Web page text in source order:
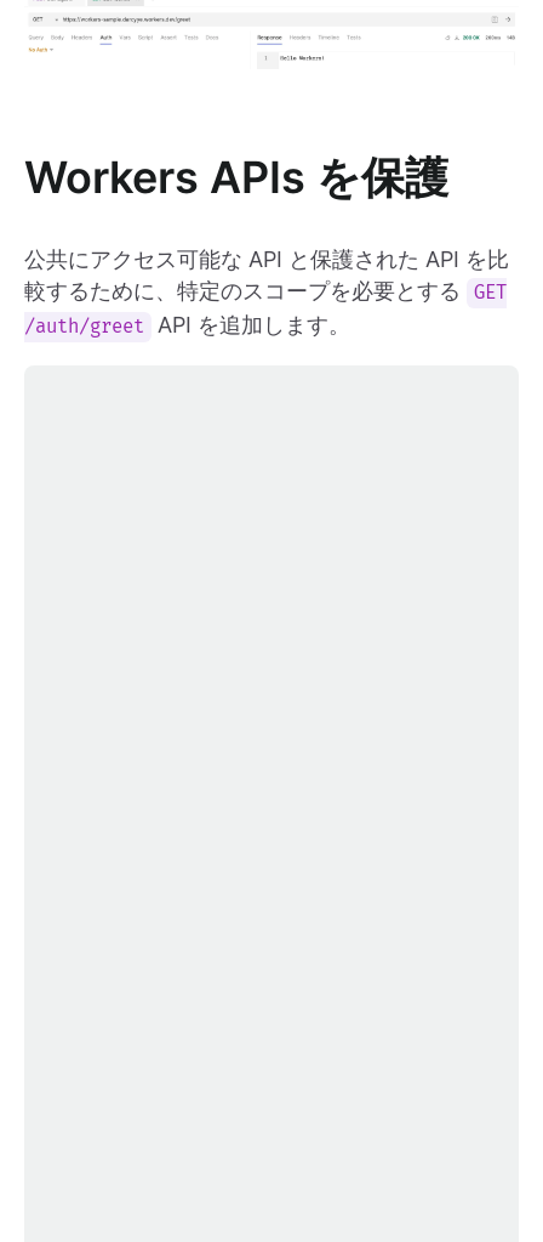
Workers APIs を保護
公共にアクセス可能な API と保護された API を比
較するために、特定のスコープを必要とする
GET
/auth/greet
API を追加します。